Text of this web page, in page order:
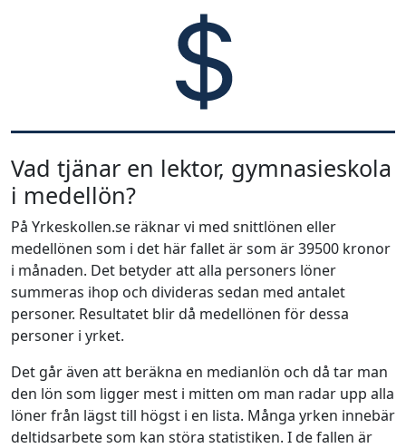
Vad tjänar en lektor, gymnasieskola
i medellön?
På Yrkeskollen.se räknar vi med snittlönen eller
medellönen som i det här fallet är som är 39500 kronor
i månaden. Det betyder att alla personers löner
summeras ihop och divideras sedan med antalet
personer. Resultatet blir då medellönen för dessa
personer i yrket.
Det går även att beräkna en medianlön och då tar man
den lön som ligger mest i mitten om man radar upp alla
löner från lägst till högst i en lista. Många yrken innebär
deltidsarbete som kan störa statistiken. I de fallen är